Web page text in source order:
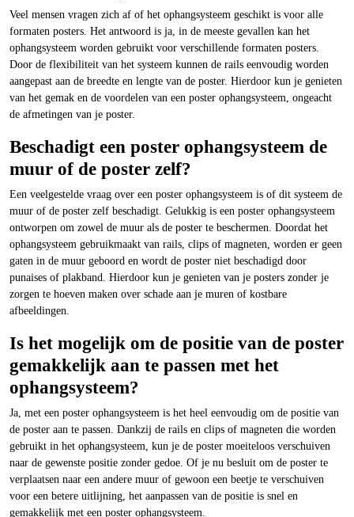
Veel mensen vragen zich af of het ophangsysteem geschikt is voor alle
formaten posters. Het antwoord is ja, in de meeste gevallen kan het
ophangsysteem worden gebruikt voor verschillende formaten posters.
Door de flexibiliteit van het systeem kunnen de rails eenvoudig worden
aangepast aan de breedte en lengte van de poster. Hierdoor kun je genieten
van het gemak en de voordelen van een poster ophangsysteem, ongeacht
de afmetingen van je poster.
Beschadigt een poster ophangsysteem de
muur of de poster zelf?
Een veelgestelde vraag over een poster ophangsysteem is of dit systeem de
muur of de poster zelf beschadigt. Gelukkig is een poster ophangsysteem
ontworpen om zowel de muur als de poster te beschermen. Doordat het
ophangsysteem gebruikmaakt van rails, clips of magneten, worden er geen
gaten in de muur geboord en wordt de poster niet beschadigd door
punaises of plakband. Hierdoor kun je genieten van je posters zonder je
zorgen te hoeven maken over schade aan je muren of kostbare
afbeeldingen.
Is het mogelijk om de positie van de poster
gemakkelijk aan te passen met het
ophangsysteem?
Ja, met een poster ophangsysteem is het heel eenvoudig om de positie van
de poster aan te passen. Dankzij de rails en clips of magneten die worden
gebruikt in het ophangsysteem, kun je de poster moeiteloos verschuiven
naar de gewenste positie zonder gedoe. Of je nu besluit om de poster te
verplaatsen naar een andere muur of gewoon een beetje te verschuiven
voor een betere uitlijning, het aanpassen van de positie is snel en
gemakkelijk met een poster ophangsysteem.